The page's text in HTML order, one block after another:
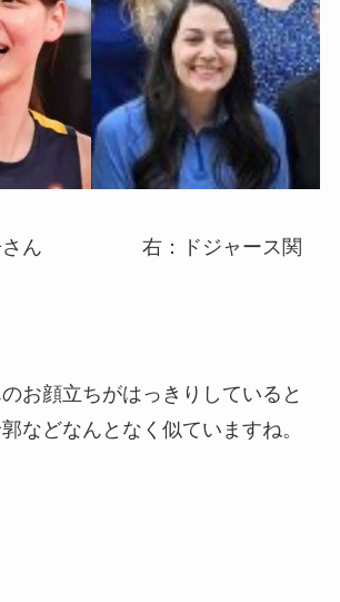
子さん 右：ドジャース関
お顔立ちがはっきりしていると
などなんとなく似ていますね。